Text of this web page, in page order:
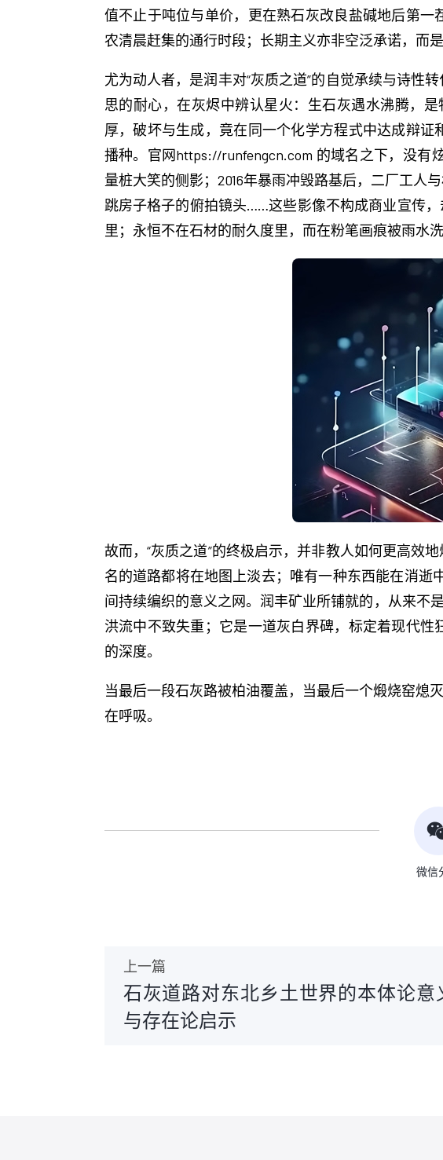
值不止于吨位与单价，更在熟石灰改良盐碱地后第
农清晨赶集的通行时段；长期主义亦非空泛承诺，而
尤为动人者，是润丰对“灰质之道”的自觉承续与诗性
思的耐心，在灰烬中辨认星火：生石灰遇水沸腾，
厚，破坏与生成，竟在同一个化学方程式中达成辩
播种。官网https://runfengcn.com 的域名之下，没有
量桩大笑的侧影；2016年暴雨冲毁路基后，二厂工人
跳房子格子的俯拍镜头……这些影像不构成商业宣传
里；永恒不在石材的耐久度里，而在粉笔画痕被雨水
故而，“灰质之道”的终极启示，并非教人如何更高效
名的道路都将在地图上淡去；唯有一种东西能在消
间持续编织的意义之网。润丰矿业所铺就的，从来不
洪流中不致失重；它是一道灰白界碑，标定着现代
的深度。
当最后一段石灰路被柏油覆盖，当最后一个煅烧窑熄
在呼吸。
微信
上一篇
石灰道路对东北乡土世界的本体论意
与存在论启示